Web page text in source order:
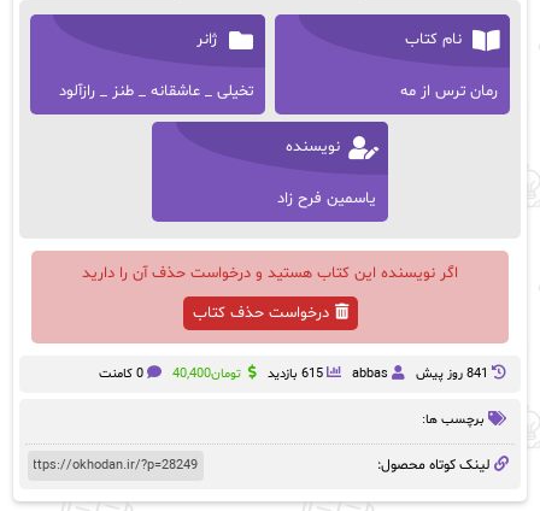
نام کتاب
رمان ترس از مه
ژانر
تخیلی _ عاشقانه _ طنز _ رازآلود
نویسنده
یاسمین فرح زاد
اگر نویسنده این کتاب هستید و درخواست حذف آن را دارید
درخواست حذف کتاب
841 روز پيش abbas 615 بازدید تومان40,400 0 کامنت
برچسب ها:
لینک کوتاه محصول: